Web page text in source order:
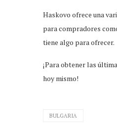
Haskovo ofrece una
para compradores
tiene algo para ofrecer.
¡Para obtener las
hoy mismo!
BULGARIA